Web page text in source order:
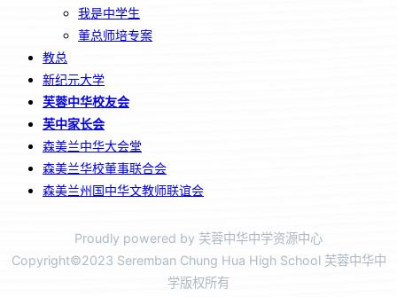
我是中学生
董总师培专案
教总
新纪元大学
芙蓉中华校友会
芙中家长会
森美兰中华大会堂
森美兰华校董事联合会
森美兰州国中华文教师联谊会
Proudly powered by 芙蓉中华中学资源中心
Copyright©2023 Seremban Chung Hua High School 芙蓉中华中
学版权所有